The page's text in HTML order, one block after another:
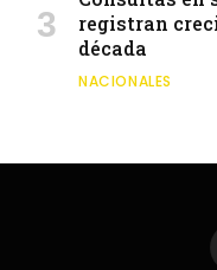
registran
década
NACIONALES